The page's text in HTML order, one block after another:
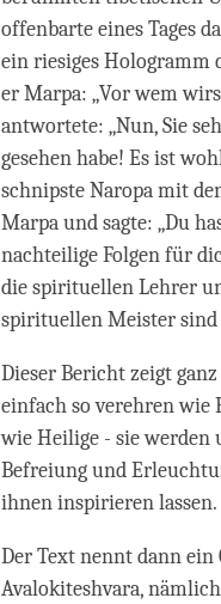
offenbarte eines Tages
ein riesiges Hologramm
er Marpa: „Vor wem
antwortete: „Nun, Sie
gesehen habe! Es ist
schnipste Naropa mit
Marpa und sagte: „Du
nachteilige Folgen für
die spirituellen Lehrer
spirituellen Meister sind
Dieser Bericht zeigt
einfach so verehren
wie Heilige - sie werden
Befreiung und
ihnen inspirieren lassen.
Der Text nennt dann
Avalokiteshvara, nämlich